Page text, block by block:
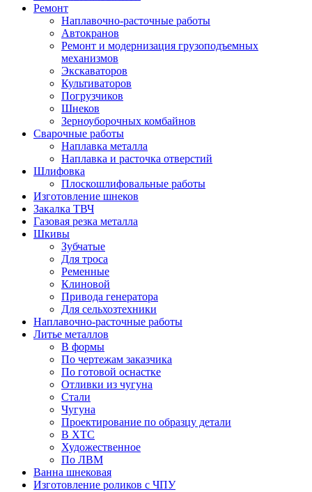
Ремонт
Наплавочно-расточные работы
Автокранов
Ремонт и модернизация грузоподъемных
механизмов
Экскаваторов
Культиваторов
Погрузчиков
Шнеков
Зерноуборочных комбайнов
Сварочные работы
Наплавка металла
Наплавка и расточка отверстий
Шлифовка
Плоскошлифовальные работы
Изготовление шнеков
Закалка ТВЧ
Газовая резка металла
Шкивы
Зубчатые
Для троса
Ременные
Клиновой
Привода генератора
Для сельхозтехники
Наплавочно-расточные работы
Литье металлов
В формы
По чертежам заказчика
По готовой оснастке
Отливки из чугуна
Стали
Чугуна
Проектирование по образцу детали
В ХТС
Художественное
По ЛВМ
Ванна шнековая
Изготовление роликов с ЧПУ